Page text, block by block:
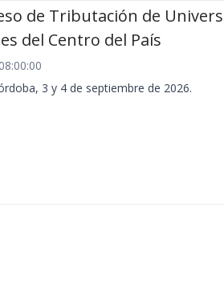
de Tributación de
del Centro del País
3 y 4 de septiembre de 2026.